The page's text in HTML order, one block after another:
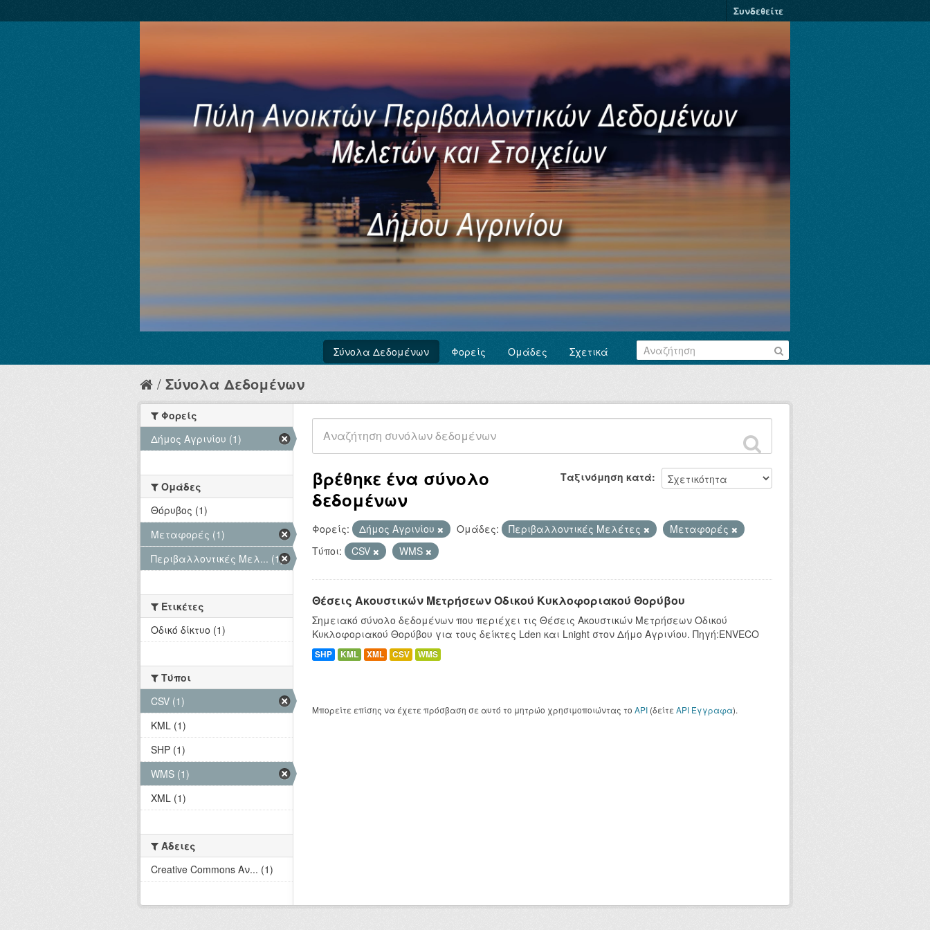
Συνδεθείτε
Σύνολα Δεδομένων Φορείς Ομάδες Σχετικά
Σύνολα Δεδομένων
Ταξινόμηση κατά
βρέθηκε ένα σύνολο
δεδομένων
Φορείς: Δήμος Αγρινίου Ομάδες: Περιβαλλοντικές Μελέτες
Μεταφορές
Τύποι:
CSV WMS
Θέσεις Ακουστικών Μετρήσεων Οδικού Κυκλοφοριακού Θορύβου
Σημειακό σύνολο δεδομένων που περιέχει τις Θέσεις Ακουστικών Μετρήσεων Οδικού
Κυκλοφοριακού Θορύβου για τους δείκτες Lden και Lnight στον Δήμο Αγρινίου. Πηγή:ENVECO
SHP KML XML CSV WMS
Μπορείτε επίσης να έχετε πρόσβαση σε αυτό το μητρώο χρησιμοποιώντας το API (δείτε API Έγγραφα).
Φορείς
Δήμος Αγρινίου (1)
Ομάδες
Θόρυβος (1)
Μεταφορές (1)
Περιβαλλοντικές Μελ... (1)
Ετικέτες
Οδικό δίκτυο (1)
Τύποι
CSV (1)
KML (1)
SHP (1)
WMS (1)
XML (1)
Άδειες
Creative Commons Αν... (1)